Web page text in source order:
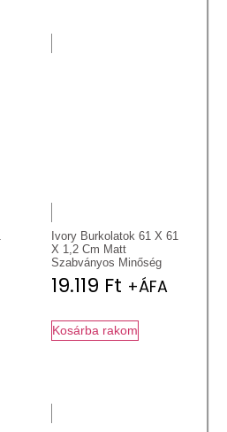
Ivory Burkolatok 61 X 61
X 1,2 Cm Matt
Szabványos Minőség
19.119 Ft +ÁFA
Kosárba rakom